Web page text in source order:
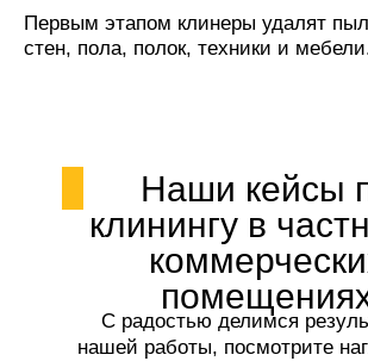
Первым этапом клинеры удалят
стен, пола, полок, техники и
Наши кейсы
клинингу в
С радостью делимся
нашей работы, посмотрите